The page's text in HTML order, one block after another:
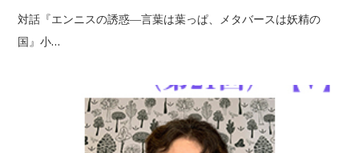
対話『エンニスの誘惑―言葉は葉っぱ、メタバースは妖精の
国』小…